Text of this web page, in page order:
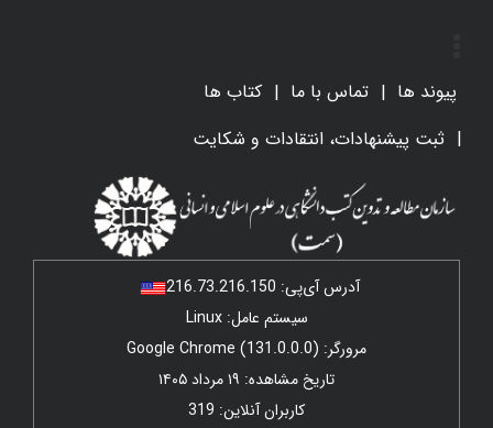
پیوند ها تماس با ما
کتاب ها
ثبت پیشنهادات، انتقادات و شکایت
آدرس آی‌پی: 216.73.216.150
سیستم عامل: Linux
مرورگر: Google Chrome (131.0.0.0)
تاریخ مشاهده: ۱۹ مرداد ۱۴۰۵
کاربران آنلاین: 319